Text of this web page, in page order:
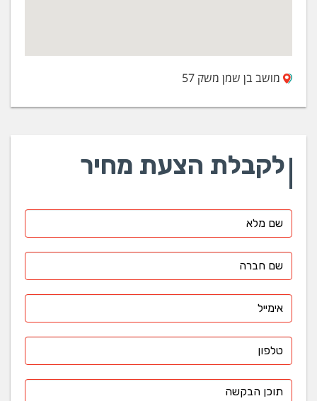
מושב בן שמן משק 57
לקבלת הצעת מחיר